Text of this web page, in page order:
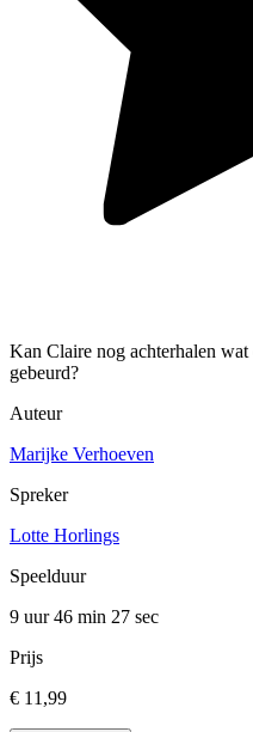
Kan Claire nog achterhalen
gebeurd?
Auteur
Marijke Verhoeven
Spreker
Lotte Horlings
Speelduur
9 uur 46 min 27 sec
Prijs
€ 11,99